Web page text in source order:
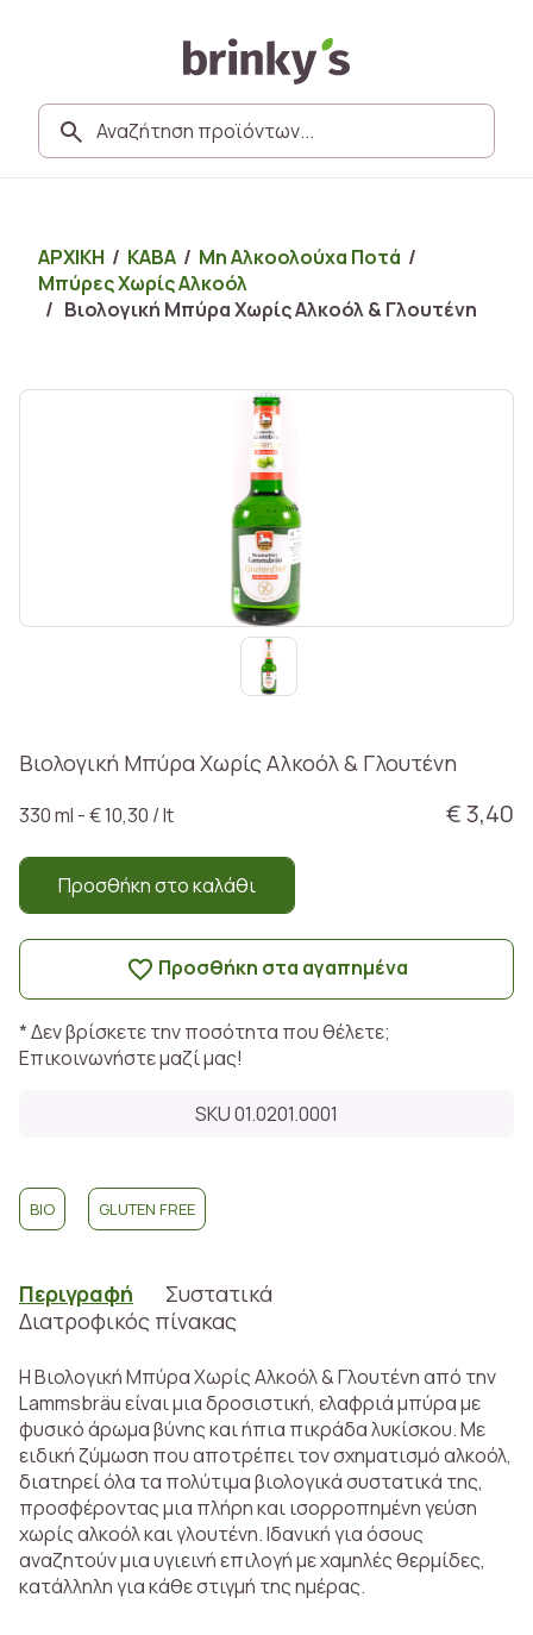
ΑΡΧΙΚΗ / ΚΑΒΑ / Μη Αλκοολούχα Ποτά /
Μπύρες Χωρίς Αλκοόλ
/ Βιολογική Μπύρα Χωρίς Αλκοόλ & Γλουτένη
Βιολογική Μπύρα Χωρίς Αλκοόλ & Γλουτένη
€ 3,40
330 ml - € 10,30 / lt
Προσθήκη στο καλάθι
Προσθήκη στα αγαπημένα
* Δεν βρίσκετε την ποσότητα που θέλετε;
Επικοινωνήστε μαζί μας!
SKU 01.0201.0001
BIO GLUTEN FREE
Περιγραφή
Συστατικά
Διατροφικός πίνακας
Η Βιολογική Μπύρα Χωρίς Αλκοόλ & Γλουτένη από την
Lammsbräu είναι μια δροσιστική, ελαφριά μπύρα με
φυσικό άρωμα βύνης και ήπια πικράδα λυκίσκου. Με
ειδική ζύμωση που αποτρέπει τον σχηματισμό αλκοόλ,
διατηρεί όλα τα πολύτιμα βιολογικά συστατικά της,
προσφέροντας μια πλήρη και ισορροπημένη γεύση
χωρίς αλκοόλ και γλουτένη. Ιδανική για όσους
αναζητούν μια υγιεινή επιλογή με χαμηλές θερμίδες,
κατάλληλη για κάθε στιγμή της ημέρας.